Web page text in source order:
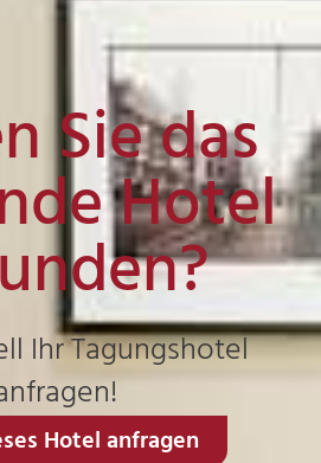
Sie das
Hotel
Ihr Tagungshotel
Hotel anfragen